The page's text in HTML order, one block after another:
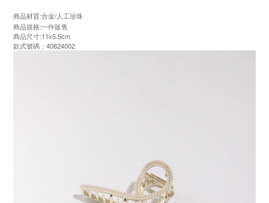
商品材質:合金/人工珍珠
商品規格:一件販售
商品尺寸:11x5.5cm
款式號碼：40824002